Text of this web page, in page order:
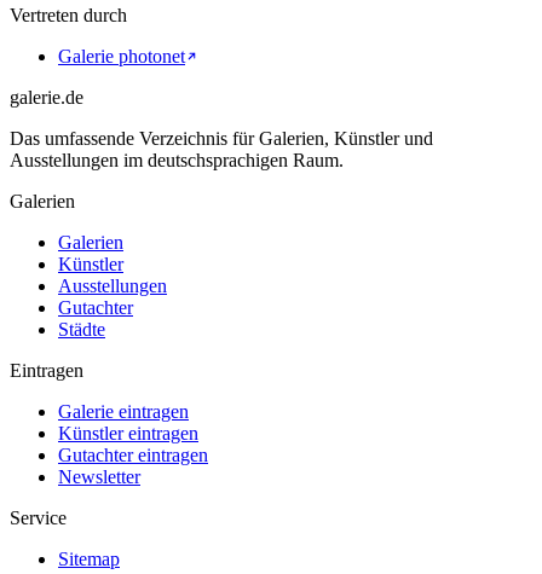
Vertreten durch
Galerie photonet
galerie.de
Das umfassende Verzeichnis für Galerien, Künstler und
Ausstellungen im deutschsprachigen Raum.
Galerien
Galerien
Künstler
Ausstellungen
Gutachter
Städte
Eintragen
Galerie eintragen
Künstler eintragen
Gutachter eintragen
Newsletter
Service
Sitemap